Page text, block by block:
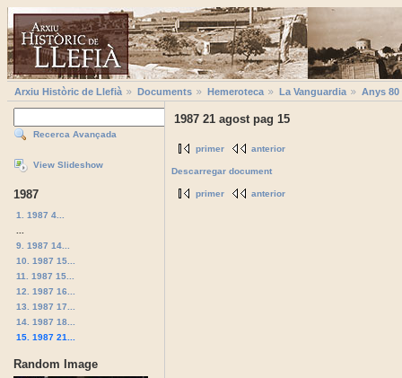
Arxiu Històric de Llefià Documents Hemeroteca La Vanguardia Anys 80
Recerca Avançada
View Slideshow
1987
1. 1987 4...
9. 1987 14...
10. 1987 15...
11. 1987 15...
12. 1987 16...
13. 1987 17...
14. 1987 18...
15. 1987 21...
Random Image
1987 21 agost pag 15
primer anterior
Descarregar document
primer anterior